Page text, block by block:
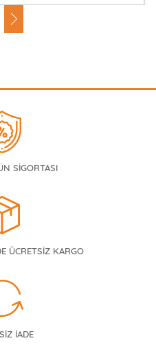
SİGORTASI
ÜCRETSİZ KARGO
İADE